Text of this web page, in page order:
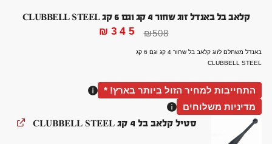
קלאב בל באנדל זוג שחור 4 קג וגם 6 קג CLUBBELL STEEL
באנדל משתלם לזוג קלאב בל שחור 4 קג וגם 6 קג
CLUBBELL STEEL
₪508
₪ 345
התחייבות למחיר הזול ביותר בארץ! *
מדיניות משלוחים
סטיל קלאב בל 4 קג CLUBBELL STEEL